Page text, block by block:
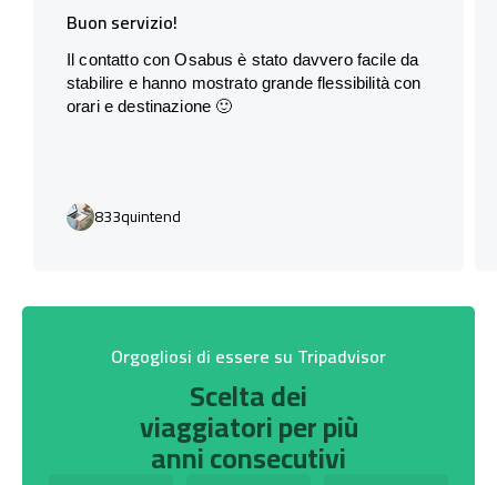
Buon servizio!
Il contatto con Osabus è stato davvero facile da
stabilire e hanno mostrato grande flessibilità con
orari e destinazione 🙂
833quintend
Orgogliosi di essere su Tripadvisor
Scelta dei
viaggiatori per più
anni consecutivi